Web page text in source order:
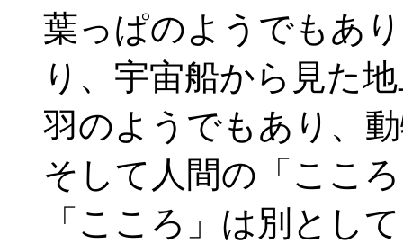
葉っぱのようでもあ
り、宇宙船から見た
羽のようでもあり、
そして人間の「ここ
「こころ」は別とし